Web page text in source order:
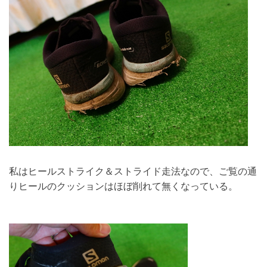
私はヒールストライク＆ストライド走法なので、ご覧の通
りヒールのクッションはほぼ削れて無くなっている。